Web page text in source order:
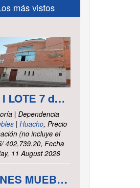
más vistos
MZ. I LOTE 7 del asentamiento Humano las Delicias – Paramonga – Barranca – Lima
| Dependencia
| Huacho, Precio
(no incluye el
402,739.20, Fecha
11 August 2026
BIENES MUEBLES VARIOS - INTENDENCIA DE TRIBUTOS INTERNOS MADRE DE DIOS